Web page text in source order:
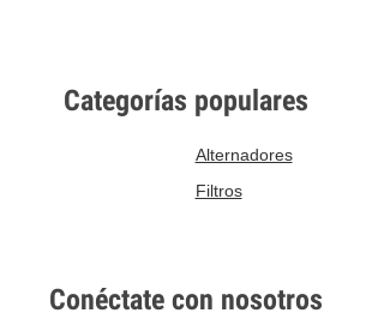
Categorías populares
Alternadores
Filtros
Conéctate con nosotros